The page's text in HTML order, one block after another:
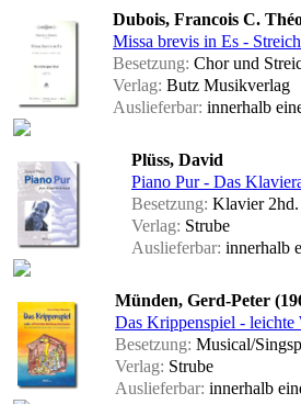
Dubois, Francois C.
Missa brevis in Es -
Besetzung: Chor und
Verlag: Butz Musikverlag
Auslieferbar: innerhalb
Plüss, David
Piano Pur - Das
Besetzung: Klavier 2hd.
Verlag: Strube
Auslieferbar: innerhalb
Münden, Gerd-Peter
Das Krippenspiel - leichte
Besetzung: Musical/
Verlag: Strube
Auslieferbar: innerhalb